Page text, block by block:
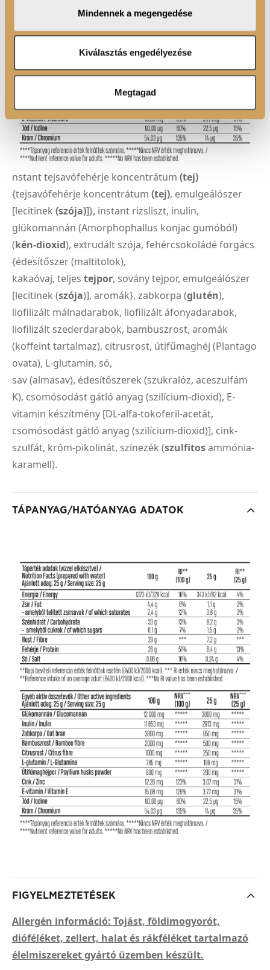
adatait, akik kombinálhatják az adatokat más olyan
adatokkal, amelyeket Ön adott meg számukra vagy az
Ön által használt más szolgáltatásokból gyűjtöttek.
Mindennek a megengedése
Kiválasztás engedélyezése
Megtagad
nstant tejsavófehérje koncentrátum (tej)
{tejsavófehérje koncentrátum (tej), emulgeálószer
[lecitinek (szója)]}, instant rizsliszt, inulin,
glükomannán (Amorphophallus konjac gumóból)
(kén-dioxid), extrudált szója, fehércsokoládé forgács
{édesítőszer (maltitolok),
kakaóvaj, teljes tejpor, sovány tejpor, emulgeálószer
[lecitinek (szója)], aromák}, zabkorpa (glutén),
liofilizált málnadarabok, liofilizált áfonyadarabok,
liofilizált szederdarabok, bambuszrost, aromák
(koffeint tartalmaz), citrusrost, útifűmaghéj (Plantago
ovata), L-glutamin, só,
sav (almasav), édesítőszerek (szukralóz, aceszulfám
K), csomósodást gátló anyag (szilícium-dioxid), E-
vitamin készítmény [DL-alfa-tokoferil-acetát,
csomósodást gátló anyag (szilícium-dioxid)], cink-
szulfát, króm-pikolinát, színezék (szulfitosammónia-
karamell).
TÁPANYAG/HATÓANYAG ADATOK
FIGYELMEZTETÉSEK
Allergén információ: Tojást, földimogyorót,
dióféléket, zellert, halat és rákféléket tartalmazó
élelmiszereket gyártó üzemben készült.